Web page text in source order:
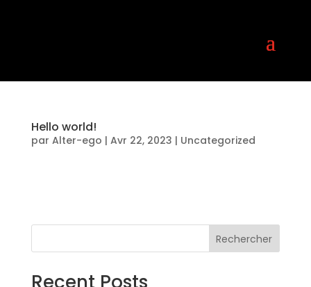
Hello world!
par Alter-ego | Avr 22, 2023 | Uncategorized
Rechercher